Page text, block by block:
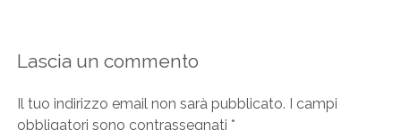
Lascia un commento
Il tuo indirizzo email non sarà pubblicato.
I campi
obbligatori sono contrassegnati *